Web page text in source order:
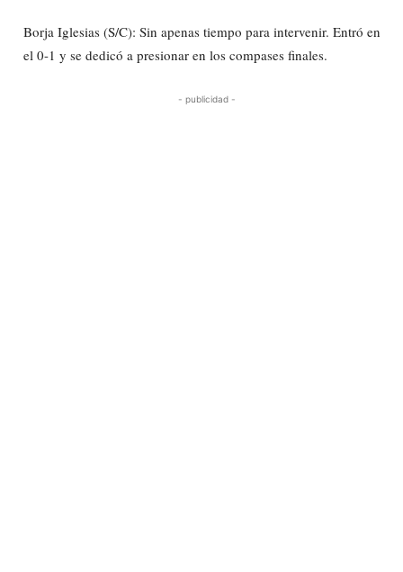
Borja Iglesias (S/C): Sin apenas tiempo para intervenir. Entró en
el 0-1 y se dedicó a presionar en los compases finales.
- publicidad -